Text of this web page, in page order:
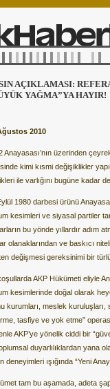
AÇIKLAMASI:
YAĞMA”YA HAYIR!
2010
Anayasası’nın üzerinden
kimi kısmi değişiklikler
ile varlığını bugüne kadar
1980 darbesi ürünü
kesimleri ve siyasal partiler
bu yönde yıllardır adım
olanaklarından ve baskıcı
değişmesi gereksinimi bir
AKP Hükümeti eliyle
kesimlerinde doğal olarak
kurumları, meslek
tasfiye ve yok etme”
AKP’ye yönelik ciddi bir
duyarlılıklardan yana
deneyimleri ışığında “Yeni
tam bu aşamada, adeta